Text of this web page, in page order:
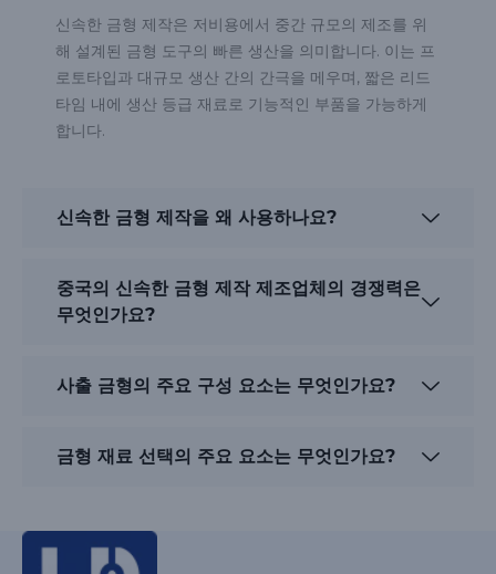
신속한 금형 제작은 저비용에서 중간 규모의 제조를 위
해 설계된 금형 도구의 빠른 생산을 의미합니다. 이는 프
로토타입과 대규모 생산 간의 간극을 메우며, 짧은 리드
타임 내에 생산 등급 재료로 기능적인 부품을 가능하게
합니다.
신속한 금형 제작을 왜 사용하나요?
중국의 신속한 금형 제작 제조업체의 경쟁력은
무엇인가요?
사출 금형의 주요 구성 요소는 무엇인가요?
금형 재료 선택의 주요 요소는 무엇인가요?